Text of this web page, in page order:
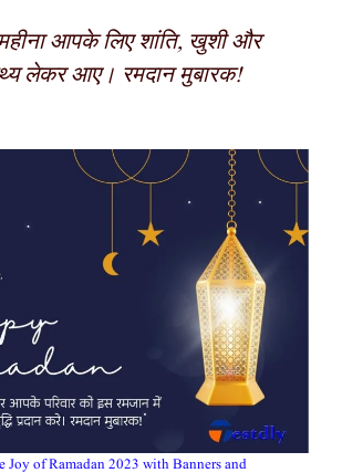
आपके लिए शांति, खुशी और
लेकर आए। रमदान मुबारक!
Joy of Ramadan 2023 with Banners and